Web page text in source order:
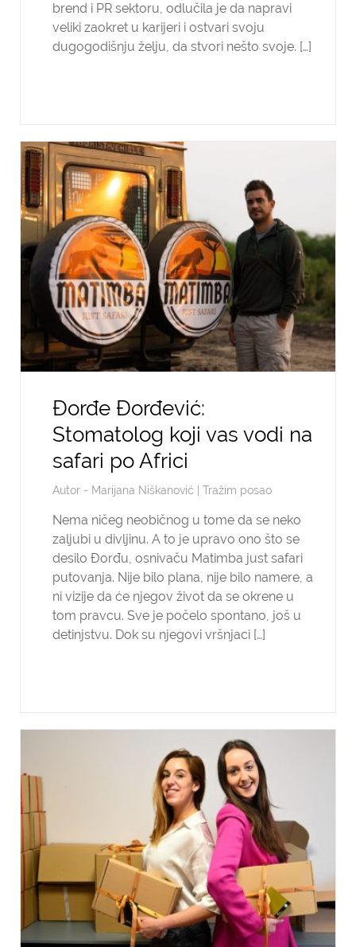
brend i PR sektoru, odlučila je da napravi
veliki zaokret u karijeri i ostvari svoju
dugogodišnju želju, da stvori nešto svoje. […]
Đorđe Đorđević:
Stomatolog koji vas vodi na
safari po Africi
Autor - Marijana Niškanović Tražim posao
Nema ničeg neobičnog u tome da se neko
zaljubi u divljinu. A to je upravo ono što se
desilo Đorđu, osnivaču Matimba just safari
putovanja. Nije bilo plana, nije bilo namere, a
ni vizije da će njegov život da se okrene u
tom pravcu. Sve je počelo spontano, još u
detinjstvu. Dok su njegovi vršnjaci […]